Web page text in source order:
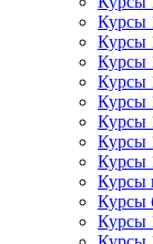
Курсы
Курсы
Курсы
Курсы
Курсы
Курсы
Курсы
Курсы
Курсы
Курсы
Курсы